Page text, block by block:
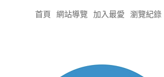
首頁 網站導覽 加入最愛 瀏覽紀錄